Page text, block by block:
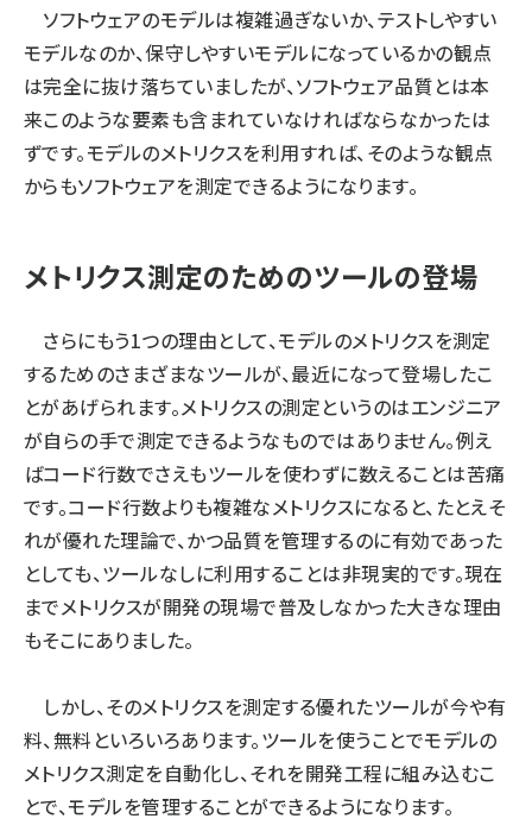
ソフトウェアのモデルは複雑過ぎないか、テストしやすい
モデルなのか、保守しやすいモデルになっているかの観点
は完全に抜け落ちていましたが、ソフトウェア品質とは本
来このような要素も含まれていなければならなかったは
ずです。モデルのメトリクスを利用すれば、そのような観点
からもソフトウェアを測定できるようになります。
メトリクス測定のためのツールの登場
さらにもう1つの理由として、モデルのメトリクスを測定
するためのさまざまなツールが、最近になって登場したこ
とがあげられます。メトリクスの測定というのはエンジニア
が自らの手で測定できるようなものではありません。例え
ばコード行数でさえもツールを使わずに数えることは苦痛
です。コード行数よりも複雑なメトリクスになると、たとえそ
れが優れた理論で、かつ品質を管理するのに有効であった
としても、ツールなしに利用することは非現実的です。現在
までメトリクスが開発の現場で普及しなかった大きな理由
もそこにありました。
しかし、そのメトリクスを測定する優れたツールが今や有
料、無料といろいろあります。ツールを使うことでモデルの
メトリクス測定を自動化し、それを開発工程に組み込むこ
とで、モデルを管理することができるようになります。